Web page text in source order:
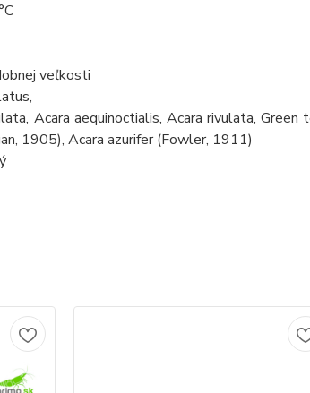
veľkosti
Acara aequinoctialis, Acara rivulata,
1905), Acara azurifer (Fowler, 1911)